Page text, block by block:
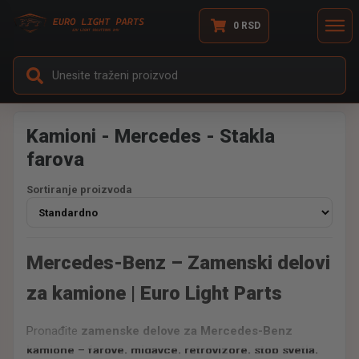
0 RSD
Kamioni - Mercedes - Stakla
farova
Sortiranje proizvoda
Mercedes-Benz – Zamenski delovi
za kamione | Euro Light Parts
Pronađite zamenske delove za Mercedes-Benz
kamione – farove, migavce, retrovizore, stop svetla,